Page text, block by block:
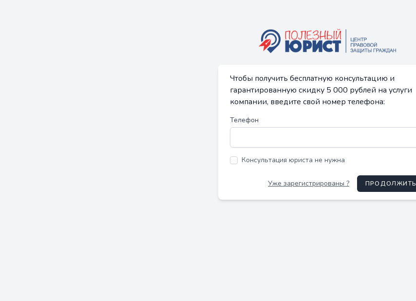
Чтобы получить бесплатную консультацию и
гарантированную скидку 5 000 рублей на услуги
компании, введите свой номер телефона:
Телефон
Консультация юриста не нужна
Уже зарегистрированы ? ПРОДОЛЖИТЬ